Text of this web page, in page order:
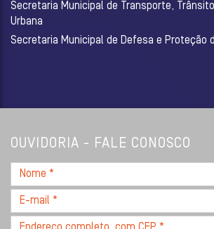
Secretaria Municipal de Transporte,
Urbana
Secretaria Municipal de Defesa e Proteção
OUVIDORIA - FALE CONOSCO
Nome
*
E-
mail
Endereço